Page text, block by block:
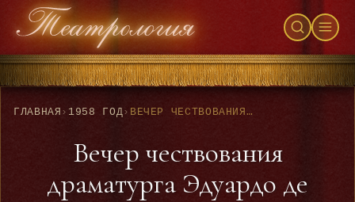
ГЛАВНАЯ › 1958 ГОД› ВЕЧЕР ЧЕСТВОВАНИЯ ДРАМАТУРГА ЭДУАРДО ДЕ ФИЛИППО В ДОМЕ АКТЕРА ВТО (18.3.58Г)
Вечер чествования
драматурга Эдуардо де